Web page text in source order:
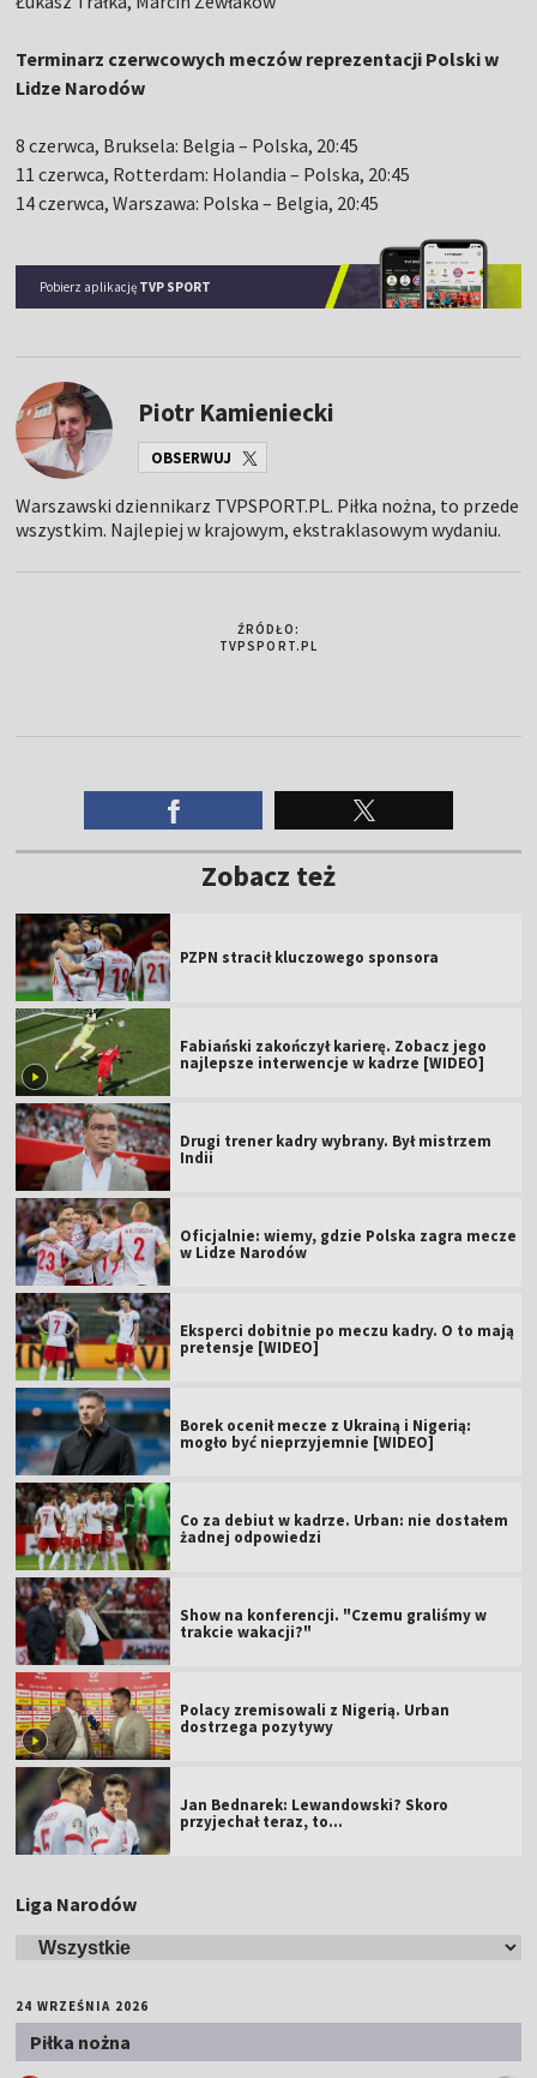
Terminarz czerwcowych meczów reprezentacji Polski w
Lidze Narodów
8 czerwca, Bruksela: Belgia – Polska, 20:45
11 czerwca, Rotterdam: Holandia – Polska, 20:45
14 czerwca, Warszawa: Polska – Belgia, 20:45
Pobierz aplikację TVP SPORT
Piotr Kamieniecki
OBSERWUJ
Warszawski dziennikarz TVPSPORT.PL. Piłka nożna, to przede
wszystkim. Najlepiej w krajowym, ekstraklasowym wydaniu.
ŹRÓDŁO:
TVPSPORT.PL
Zobacz też
PZPN stracił kluczowego sponsora
Fabiański zakończył karierę. Zobacz jego
najlepsze interwencje w kadrze [WIDEO]
Drugi trener kadry wybrany. Był mistrzem
Indii
Oficjalnie: wiemy, gdzie Polska zagra mecze
w Lidze Narodów
Eksperci dobitnie po meczu kadry. O to mają
pretensje [WIDEO]
Borek ocenił mecze z Ukrainą i Nigerią:
mogło być nieprzyjemnie [WIDEO]
Co za debiut w kadrze. Urban: nie dostałem
żadnej odpowiedzi
Show na konferencji. "Czemu graliśmy w
trakcie wakacji?"
Polacy zremisowali z Nigerią. Urban
dostrzega pozytywy
Jan Bednarek: Lewandowski? Skoro
przyjechał teraz, to…
Liga Narodów
24 WRZEŚNIA 2026
Piłka nożna